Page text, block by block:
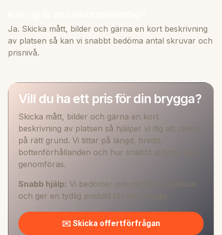
Ja. Skicka mått, bilder och gärna en kort beskrivning
av platsen så kan vi snabbt bedöma antal skruvar och
prisnivå.
Vill du ha ett pris för din brygga?
Skicka mått, bilder och gärna en kort
beskrivning av platsen så hjälper vi dig att räkna
på rätt grund. Vi tittar på längd, bredd,
bottenförhållanden och hur snabbt arbetet kan
genomföras.
Snabb hjälp: Vi bedömer om markskruv passar
och ger en tydlig prisbild för din brygga.
✉️ Skicka offertförfrågan